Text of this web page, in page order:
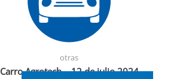
otras
Carro Agrotech – 12 de julio 2024